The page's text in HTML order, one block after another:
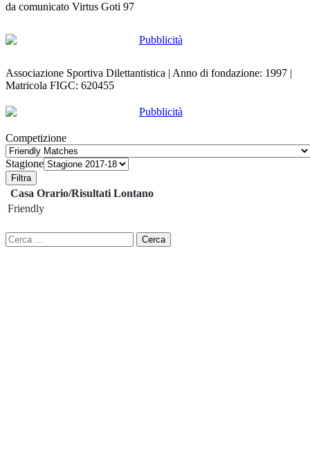
da comunicato Virtus Goti 97
Associazione Sportiva Dilettantistica | Anno di fondazione: 1997 |
Matricola FIGC: 620455
Competizione
Stagione
Filtra
Casa Orario/Risultati Lontano
Friendly
Ricerca
per: